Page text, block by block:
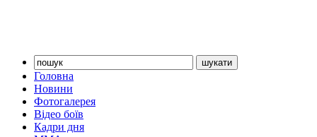
Головна
Новини
Фотогалерея
Відео боїв
Кадри дня